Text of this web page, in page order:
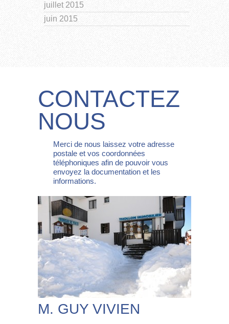
juillet 2015
juin 2015
CONTACTEZ
NOUS
Merci de nous laissez votre adresse
postale et vos coordonnées
téléphoniques afin de pouvoir vous
envoyez la documentation et les
informations.
M. GUY VIVIEN